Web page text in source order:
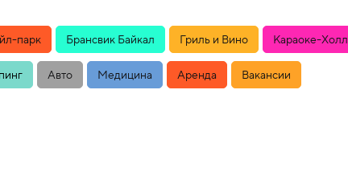
парк Брансвик Байкал Гриль и Вино Караоке-Холл
Авто Медицина Аренда Вакансии